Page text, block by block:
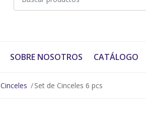
SOBRE NOSOTROS CATÁLOGO
Cinceles Set de Cinceles 6 pcs